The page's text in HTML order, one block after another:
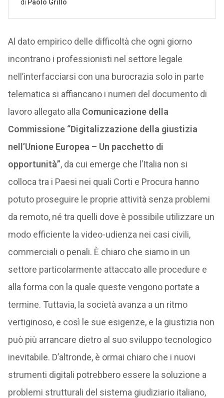
Al dato empirico delle difficoltà che ogni giorno
incontrano i professionisti nel settore legale
nell’interfacciarsi con una burocrazia solo in parte
telematica si affiancano i numeri del documento di
lavoro allegato alla Comunicazione della
Commissione “Digitalizzazione della giustizia
nell’Unione Europea – Un pacchetto di
opportunità”, da cui emerge che l’Italia non si
colloca tra i Paesi nei quali Corti e Procura hanno
potuto proseguire le proprie attività senza problemi
da remoto, né tra quelli dove è possibile utilizzare un
modo efficiente la video-udienza nei casi civili,
commerciali o penali. È chiaro che siamo in un
settore particolarmente attaccato alle procedure e
alla forma con la quale queste vengono portate a
termine. Tuttavia, la società avanza a un ritmo
vertiginoso, e così le sue esigenze, e la giustizia non
può più arrancare dietro al suo sviluppo tecnologico
inevitabile. D’altronde, è ormai chiaro che i nuovi
strumenti digitali potrebbero essere la soluzione a
problemi strutturali del sistema giudiziario italiano,